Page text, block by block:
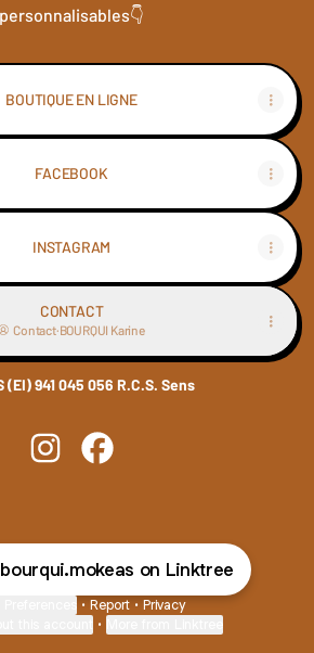
personnalisables👇
BOUTIQUE EN LIGNE
FACEBOOK
INSTAGRAM
CONTACT
Contact·BOURQUI Karine
(EI) 941 045 056 R.C.S. Sens
on Linktree
• Report • Privacy
•